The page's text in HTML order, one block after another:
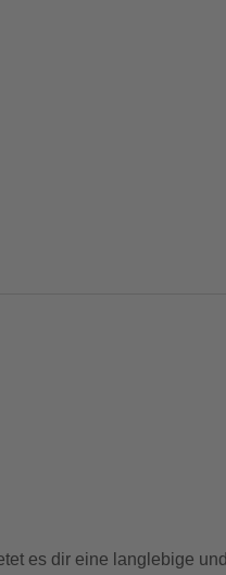
es dir eine langlebige und